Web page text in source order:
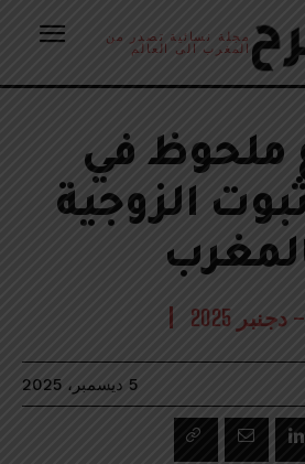
مجلة نسائية تصدر من
المغرب الى العالم
ملحوظ في
الزوجية
2025
5 ديسمبر، 2025